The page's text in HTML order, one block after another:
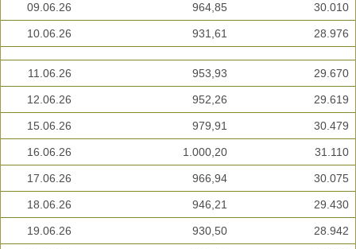
09.06.26 964,85 30.010
10.06.26 931,61 28.976
11.06.26 953,93 29.670
12.06.26 952,26 29.619
15.06.26 979,91 30.479
16.06.26 1.000,20 31.110
17.06.26 966,94 30.075
18.06.26 946,21 29.430
19.06.26 930,50 28.942